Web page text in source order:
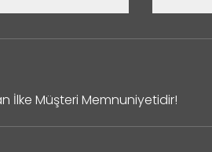
İlke Müşteri Memnuniyetidir!